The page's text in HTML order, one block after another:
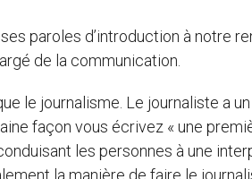
paroles d’introduction à notre
de la communication.
le journalisme. Le journaliste a
façon vous écrivez « une
les personnes à une
la manière de faire le